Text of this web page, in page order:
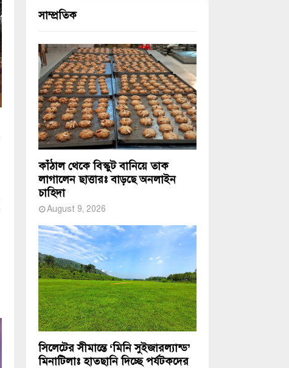
সাম্প্রতিক
কাঁঠাল থেকে বিস্কুট বানিয়ে তাক
লাগালেন ছাত্তারঃ বাড়ছে অনলাইন
চাহিদা
August 9, 2026
সিলেটের সীমান্তে ‘মিনি সুইজারল্যান্ড’
মিনাটিলাঃ হাতছানি দিচ্ছে পর্যটকদের